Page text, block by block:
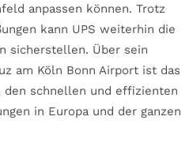
anpassen können. Trotz
kann UPS weiterhin die
sicherstellen. Über sein
am Köln Bonn Airport ist das
den schnellen und effizienten
in Europa und der ganzen